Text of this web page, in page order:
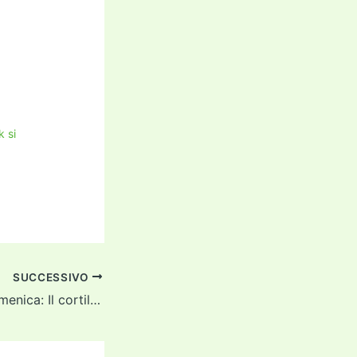
si
SUCCESSIVO
Quizzino della domenica: Il cortile del palazzo ducale